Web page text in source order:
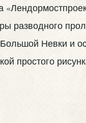
разводного
Невки и
простого